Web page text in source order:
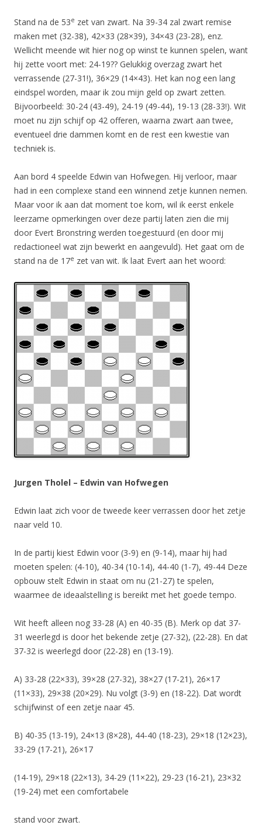
Stand na de 53e zet van zwart. Na 39-34 zal zwart remise
maken met (32-38), 42×33 (28×39), 34×43 (23-28), enz.
Wellicht meende wit hier nog op winst te kunnen spelen, want
hij zette voort met: 24-19?? Gelukkig overzag zwart het
verrassende (27-31!), 36×29 (14×43). Het kan nog een lang
eindspel worden, maar ik zou mijn geld op zwart zetten.
Bijvoorbeeld: 30-24 (43-49), 24-19 (49-44), 19-13 (28-33!). Wit
moet nu zijn schijf op 42 offeren, waarna zwart aan twee,
eventueel drie dammen komt en de rest een kwestie van
techniek is.
Aan bord 4 speelde Edwin van Hofwegen. Hij verloor, maar
had in een complexe stand een winnend zetje kunnen nemen.
Maar voor ik aan dat moment toe kom, wil ik eerst enkele
leerzame opmerkingen over deze partij laten zien die mij
door Evert Bronstring werden toegestuurd (en door mij
redactioneel wat zijn bewerkt en aangevuld). Het gaat om de
stand na de 17e zet van wit. Ik laat Evert aan het woord:
Jurgen Tholel – Edwin van Hofwegen
Edwin laat zich voor de tweede keer verrassen door het zetje
naar veld 10.
In de partij kiest Edwin voor (3-9) en (9-14), maar hij had
moeten spelen: (4-10), 40-34 (10-14), 44-40 (1-7), 49-44 Deze
opbouw stelt Edwin in staat om nu (21-27) te spelen,
waarmee de ideaalstelling is bereikt met het goede tempo.
Wit heeft alleen nog 33-28 (A) en 40-35 (B). Merk op dat 37-
31 weerlegd is door het bekende zetje (27-32), (22-28). En dat
37-32 is weerlegd door (22-28) en (13-19).
A) 33-28 (22×33), 39×28 (27-32), 38×27 (17-21), 26×17
(11×33), 29×38 (20×29). Nu volgt (3-9) en (18-22). Dat wordt
schijfwinst of een zetje naar 45.
B) 40-35 (13-19), 24×13 (8×28), 44-40 (18-23), 29×18 (12×23),
33-29 (17-21), 26×17
(14-19), 29×18 (22×13), 34-29 (11×22), 29-23 (16-21), 23×32
(19-24) met een comfortabele
stand voor zwart.